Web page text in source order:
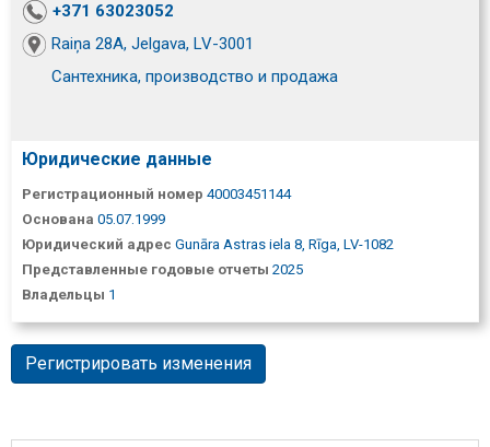
+371 63023052
Raiņa 28A, Jelgava, LV-3001
Сантехника, производство и продажа
Юридические данные
Регистрационный номер 40003451144
Основана 05.07.1999
Юридический адрес Gunāra Astras iela 8, Rīga, LV-1082
Представленные годовые отчеты 2025
Владельцы 1
Регистрировать изменения